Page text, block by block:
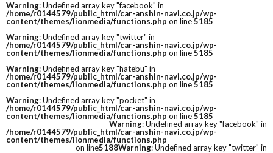
Warning: Undefined array key "facebook" in
/home/r0144579/public_html/car-anshin-navi.co.jp/wp-
content/themes/lionmedia/functions.php on line5185
Warning: Undefined array key "twitter" in
/home/r0144579/public_html/car-anshin-navi.co.jp/wp-
content/themes/lionmedia/functions.php on line5185
Warning: Undefined array key "hatebu" in
/home/r0144579/public_html/car-anshin-navi.co.jp/wp-
content/themes/lionmedia/functions.php on line5185
Warning: Undefined array key "pocket" in
/home/r0144579/public_html/car-anshin-navi.co.jp/wp-
content/themes/lionmedia/functions.php on line5185
Warning: Undefined array key "facebook" in
/home/r0144579/public_html/car-anshin-navi.co.jp/wp-
content/themes/lionmedia/functions.php
on line5188Warning: Undefined array key "twitter" in